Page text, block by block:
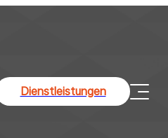
Dienstleistungen